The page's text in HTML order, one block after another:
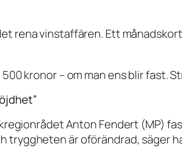
rena vinstaffären. Ett
500 kronor – om man ens blir
Anton Fendert (MP)
tryggheten är oförändrad, säger